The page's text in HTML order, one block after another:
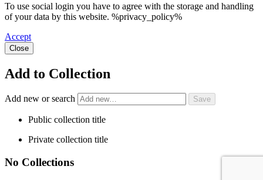
To use social login you have to agree with the storage and handling
of your data by this website. %privacy_policy%
Accept
Close
Add to Collection
Add new or search
Public collection title
Private collection title
No Collections